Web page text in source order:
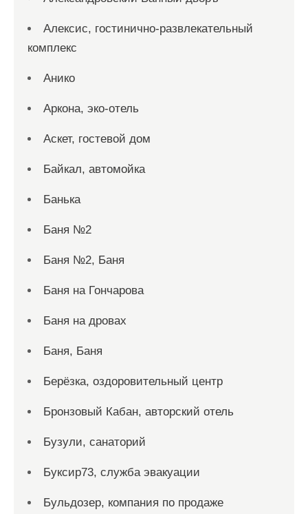
Алексис, гостинично-развлекательный
комплекс
Анико
Аркона, эко-отель
Аскет, гостевой дом
Байкал, автомойка
Банька
Баня №2
Баня №2, Баня
Баня на Гончарова
Баня на дровах
Баня, Баня
Берёзка, оздоровительный центр
Бронзовый Кабан, авторский отель
Бузули, санаторий
Буксир73, служба эвакуации
Бульдозер, компания по продаже